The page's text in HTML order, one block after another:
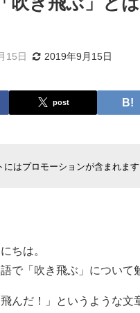
15日 2019年9月15日
post
にはプロモーションが含まれます
ちは。
で「吹き飛ぶ」について
飛んだ！」というような文